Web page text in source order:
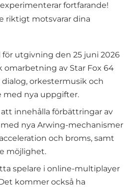
fortfarande!
riktigt motsvarar dina
för utgivning den 25 juni 2026
omarbetning av Star Fox 64
orkestermusik och
med nya uppgifter.
innehålla förbättringar av
nya Arwing-mechanismer
och broms, samt
möjlighet.
spelare i online-multiplayer
kommer också ha